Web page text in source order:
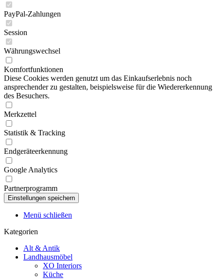
PayPal-Zahlungen
Session
Währungswechsel
Komfortfunktionen
Diese Cookies werden genutzt um das Einkaufserlebnis noch
ansprechender zu gestalten, beispielsweise für die Wiedererkennung
des Besuchers.
Merkzettel
Statistik & Tracking
Endgeräteerkennung
Google Analytics
Partnerprogramm
Menü schließen
Kategorien
Alt & Antik
Landhausmöbel
XO Interiors
Küche